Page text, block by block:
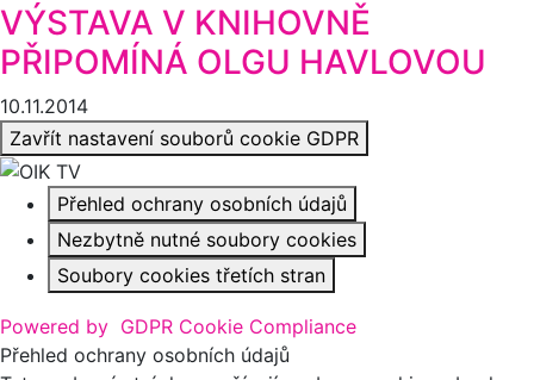
VÝSTAVA V KNIHOVNĚ
PŘIPOMÍNÁ OLGU HAVLOVOU
10.11.2014
Zavřít nastavení souborů cookie GDPR
Přehled ochrany osobních údajů
Nezbytně nutné soubory cookies
Soubory cookies třetích stran
Powered by GDPR Cookie Compliance
Přehled ochrany osobních údajů